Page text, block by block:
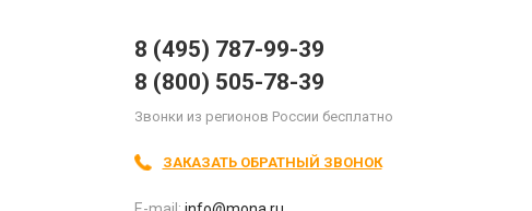
8 (495) 787-99-39
8 (800) 505-78-39
Звонки из регионов России бесплатно
ЗАКАЗАТЬ ОБРАТНЫЙ ЗВОНОК